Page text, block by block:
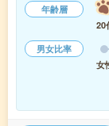
年齢層
20
男女比率
女